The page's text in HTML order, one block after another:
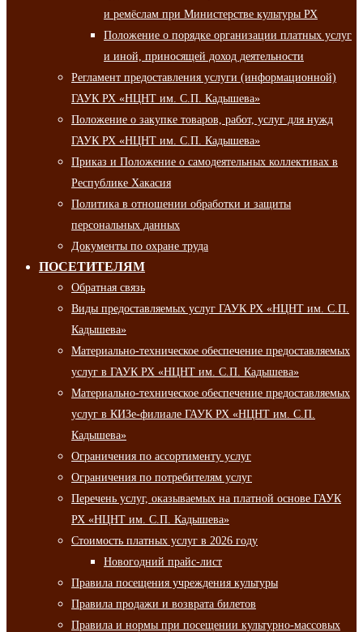
и ремёслам при Министерстве культуры РХ
Положение о порядке организации платных услуг
и иной, приносящей доход деятельности
Регламент предоставления услуги (информационной)
ГАУК РХ «НЦНТ им. С.П. Кадышева»
Положение о закупке товаров, работ, услуг для нужд
ГАУК РХ «НЦНТ им. С.П. Кадышева»
Приказ и Положение о самодеятельных коллективах в
Республике Хакасия
Политика в отношении обработки и защиты
персональных данных
Документы по охране труда
ПОСЕТИТЕЛЯМ
Обратная связь
Виды предоставляемых услуг ГАУК РХ «НЦНТ им. С.П.
Кадышева»
Материально-техническое обеспечение предоставляемых
услуг в ГАУК РХ «НЦНТ им. С.П. Кадышева»
Материально-техническое обеспечение предоставляемых
услуг в КИЗе-филиале ГАУК РХ «НЦНТ им. С.П.
Кадышева»
Ограничения по ассортименту услуг
Ограничения по потребителям услуг
Перечень услуг, оказываемых на платной основе ГАУК
РХ «НЦНТ им. С.П. Кадышева»
Стоимость платных услуг в 2026 году
Новогодний прайс-лист
Правила посещения учреждения культуры
Правила продажи и возврата билетов
Правила и нормы при посещении культурно-массовых